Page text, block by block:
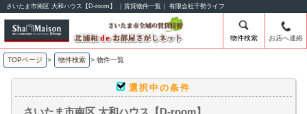
さいたま市南区 大和ハウス【D-room】 ｜賃貸物件一覧｜ 有限会社千勢ライフ
物件検索 お店へ連絡
TOPページ > 物件検索 > 物件一覧
選択中の条件
さいたま市南区 大和ハウス【D-room】